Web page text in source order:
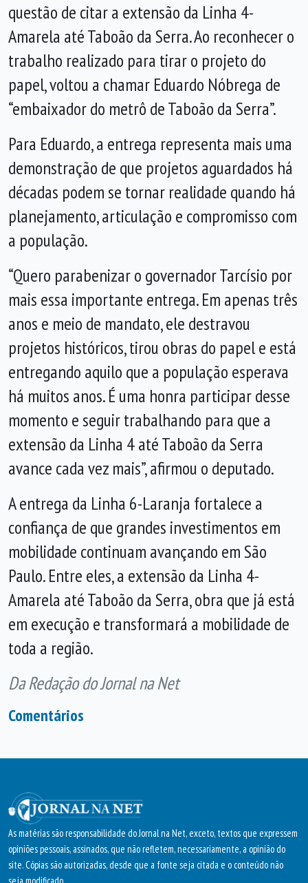
questão de citar a extensão da Linha 4-
Amarela até Taboão da Serra. Ao reconhecer o
trabalho realizado para tirar o projeto do
papel, voltou a chamar Eduardo Nóbrega de
“embaixador do metrô de Taboão da Serra”.
Para Eduardo, a entrega representa mais uma
demonstração de que projetos aguardados há
décadas podem se tornar realidade quando há
planejamento, articulação e compromisso com
a população.
“Quero parabenizar o governador Tarcísio por
mais essa importante entrega. Em apenas três
anos e meio de mandato, ele destravou
projetos históricos, tirou obras do papel e está
entregando aquilo que a população esperava
há muitos anos. É uma honra participar desse
momento e seguir trabalhando para que a
extensão da Linha 4 até Taboão da Serra
avance cada vez mais”, afirmou o deputado.
A entrega da Linha 6-Laranja fortalece a
confiança de que grandes investimentos em
mobilidade continuam avançando em São
Paulo. Entre eles, a extensão da Linha 4-
Amarela até Taboão da Serra, obra que já está
em execução e transformará a mobilidade de
toda a região.
Da Redação do Jornal na Net
Comentários
As matérias são responsabilidade do Jornal na Net, exceto, textos que expressem
opiniões pessoais, assinados, que não refletem, necessariamente, a opinião do
site. Cópias são autorizadas, desde que a fonte seja citada e o conteúdo não